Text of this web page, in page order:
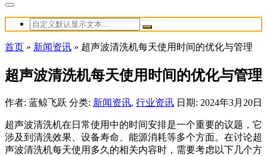
首页 » 新闻资讯 » 超声波清洗机每天使用时间的优化与管理
超声波清洗机每天使用时间的优化与管理
作者: 蓝鲸飞跃 分类: 新闻资讯, 行业资讯 日期: 2024年3月20日
超声波清洗机在日常使用中的时间安排是一个重要的议题，它
涉及到清洗效果、设备寿命、能源消耗等多个方面。在讨论超
声波清洗机每天使用多久的相关内容时，需要考虑以下几个方